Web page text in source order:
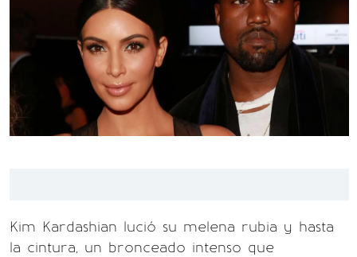
Kim Kardashian lució su melena rubia y hasta
la cintura, un bronceado intenso que